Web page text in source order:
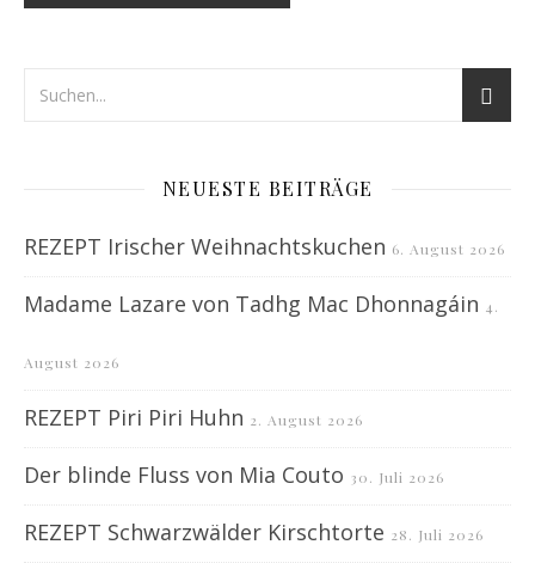
NEUESTE BEITRÄGE
REZEPT Irischer Weihnachtskuchen 6. August 2026
Madame Lazare von Tadhg Mac Dhonnagáin 4.
August 2026
REZEPT Piri Piri Huhn 2. August 2026
Der blinde Fluss von Mia Couto 30. Juli 2026
REZEPT Schwarzwälder Kirschtorte 28. Juli 2026